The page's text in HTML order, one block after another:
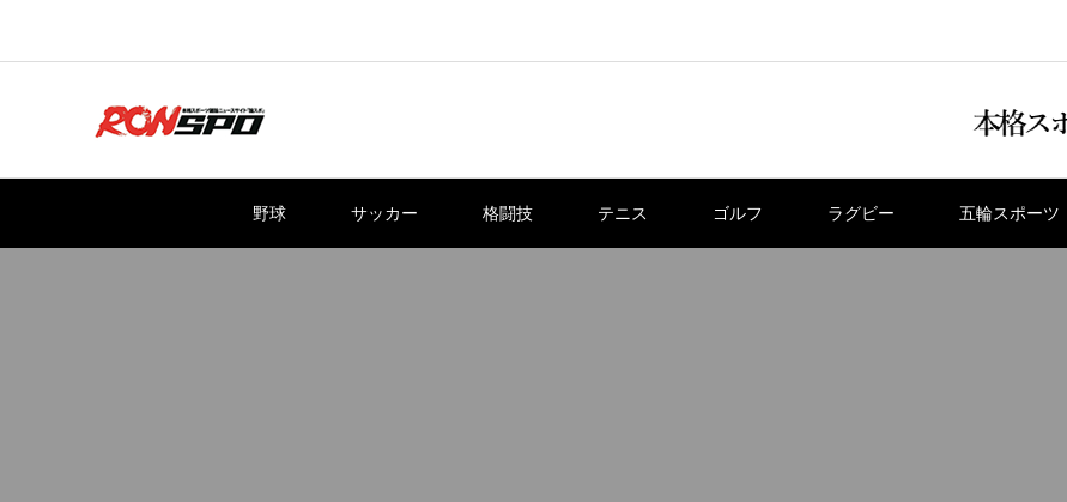
野球 サッカー 格闘技 テニス ゴルフ ラグビー 五輪スポーツ